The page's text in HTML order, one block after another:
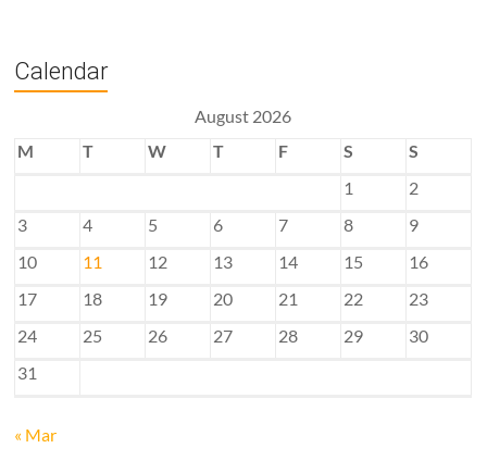
Calendar
August 2026
M
T W T F S
S
1
2
3
4 5 6 7 8
9
10
11 12 13 14 15
16
17
18 19 20 21 22
23
24
25 26 27 28 29
30
31
« Mar